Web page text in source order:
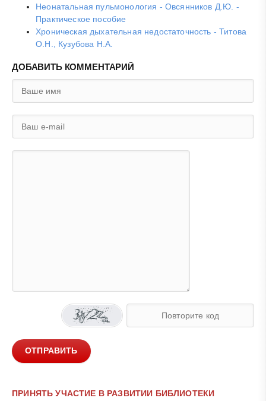
Неонатальная пульмонология - Овсянников Д.Ю. -
Практическое пособие
Хроническая дыхательная недостаточность - Титова
О.Н., Кузубова Н.А.
ДОБАВИТЬ КОММЕНТАРИЙ
ОТПРАВИТЬ
ПРИНЯТЬ УЧАСТИЕ В РАЗВИТИИ БИБЛИОТЕКИ